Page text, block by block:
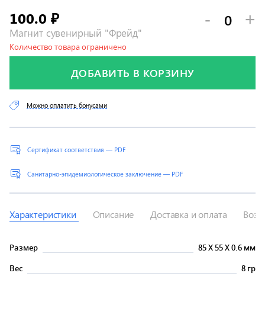
Магнит сувенирный "Фрейд"
100.0 ₽ - +
ДОБАВИТЬ В КОРЗИНУ
Количество товара ограничено
Сертификат соответствия — PDF
Санитарно-эпидемиологическое заключение — PDF
Можно оплатить бонусами
Характеристики Описание Доставка и оплата
Размер 85X55X0.6 мм
Вес
8 гр